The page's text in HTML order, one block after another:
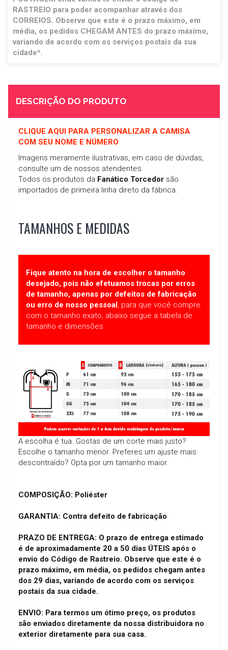
RASTREIO para poder acompanhar através dos
CORREIOS. Observe que este é o prazo máximo, em
média, os pedidos CHEGAM ANTES do prazo máximo,
variando de acordo com os serviços postais da sua
cidade*.
DESCRIÇÃO DO PRODUTO
CLIQUE AQUI PARA PERSONALIZAR A CAMISA
COM SEU NOME E NÚMERO
Imagens meramente ilustrativas, em caso de dúvidas,
consulte um de nossos atendentes.
Todos os produtos da Fanático Torcedor são
importados de primeira linha direto da fábrica.
TAMANHOS E MEDIDAS
Fique atento na hora de escolher o tamanho
desejado, pois não efetuamos trocas por erros
de tamanho, apenas por defeitos de fabricação
ou erro de nosso pessoal, para que você compre
com o tamanho exato, abaixo segue a tabela de
tamanho e dimensões:
A escolha é tua. Gostas de um corte mais justo?
Escolhe o tamanho menor. Preferes um ajuste mais
descontraído? Opta por um tamanho maior.
COMPOSIÇÃO: Poliéster
GARANTIA: Contra defeito de fabricação
PRAZO DE ENTREGA: O prazo de entrega estimado
é de aproximadamente 20 a 50 dias ÚTEIS após o
envio do Código de Rastreio. Observe que este é o
prazo máximo, em média, os pedidos chegam antes
dos 29 dias, variando de acordo com os serviços
postais da sua cidade.
ENVIO: Para termos um ótimo preço, os produtos
são enviados diretamente da nossa distribuidora no
exterior diretamente para sua casa.